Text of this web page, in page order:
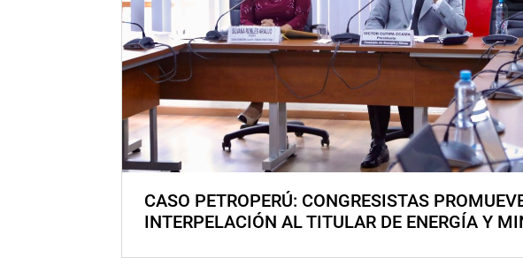
CASO PETROPERÚ: CONGRESISTAS
INTERPELACIÓN AL TITULAR DE ENERGÍA Y